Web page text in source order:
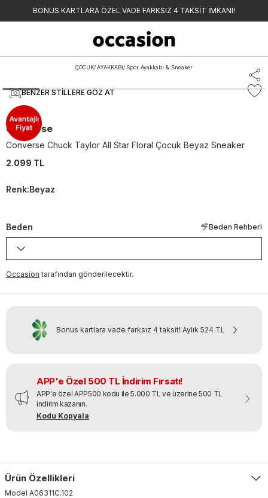
BONUS KARTLARA ÖZEL VADE FARKSIZ 4 TAKSİT İMKANI!
ÇOCUK/AYAKKABI/ Spor Ayakkabı & Sneaker
BENZER STILLERE GÖZ AT
Converse
Converse Chuck Taylor All Star Floral Çocuk Beyaz Sneaker
2.099 TL
Renk:Beyaz
Beden Beden Rehberi
Occasion tarafından gönderilecektir.
Bonus kartlara vade farksız 4 taksit! Aylık 524 TL
APP'e Özel 500 TL İndirim Fırsatı!
APP'e özel APP500 kodu ile 5.000 TL ve üzerine 500 TL
indirim kazanın.
Kodu Kopyala
Ürün Özellikleri
Model A06311C.102